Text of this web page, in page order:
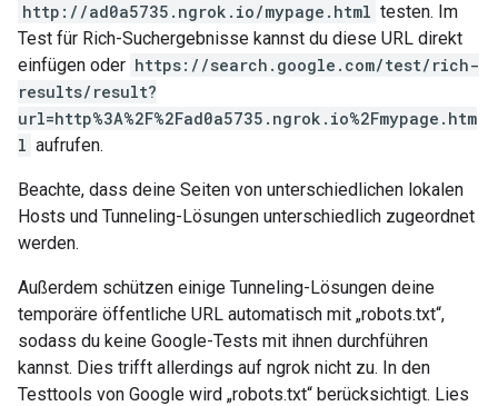
http://ad0a5735.ngrok.io/mypage.html testen. Im
Test für Rich-Suchergebnisse kannst du diese URL direkt
einfügen oder https://search.google.com/test/rich-
results/result?
url=http%3A%2F%2Fad0a5735.ngrok.io%2Fmypage.htm
l aufrufen.
Beachte, dass deine Seiten von unterschiedlichen lokalen
Hosts und Tunneling-Lösungen unterschiedlich zugeordnet
werden.
Außerdem schützen einige Tunneling-Lösungen deine
temporäre öffentliche URL automatisch mit „robots.txt“,
sodass du keine Google-Tests mit ihnen durchführen
kannst. Dies trifft allerdings auf ngrok nicht zu. In den
Testtools von Google wird „robots.txt“ berücksichtigt. Lies